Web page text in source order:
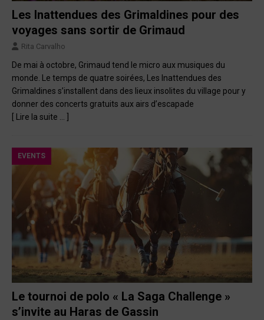
Les Inattendues des Grimaldines pour des
voyages sans sortir de Grimaud
Rita Carvalho
De mai à octobre, Grimaud tend le micro aux musiques du
monde. Le temps de quatre soirées, Les Inattendues des
Grimaldines s’installent dans des lieux insolites du village pour y
donner des concerts gratuits aux airs d’escapade
[ Lire la suite … ]
EVENTS
Le tournoi de polo « La Saga Challenge »
s’invite au Haras de Gassin